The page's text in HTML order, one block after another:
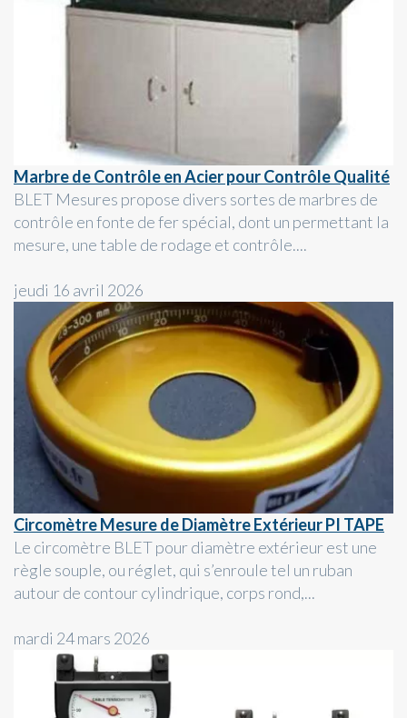
Marbre de Contrôle en Acier pour Contrôle Qualité
BLET Mesures propose divers sortes de marbres de
contrôle en fonte de fer spécial, dont un permettant la
mesure, une table de rodage et contrôle....
jeudi 16 avril 2026
Circomètre Mesure de Diamètre Extérieur PI TAPE
Le circomètre BLET pour diamètre extérieur est une
règle souple, ou réglet, qui s’enroule tel un ruban
autour de contour cylindrique, corps rond,...
mardi 24 mars 2026